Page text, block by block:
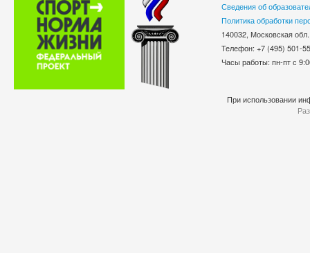
Сведения об
Политика обработки
140032, Московская
Телефон: +7 (495)
Часы работы: пн-пт с
При использовании